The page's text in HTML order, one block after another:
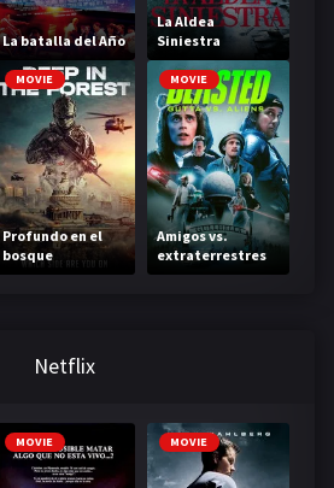
La batalla del Año
La Aldea
Siniestra
MOVIE
Profundo en el
bosque
MOVIE
Amigos vs.
extraterrestres
Netflix
MOVIE MOVIE